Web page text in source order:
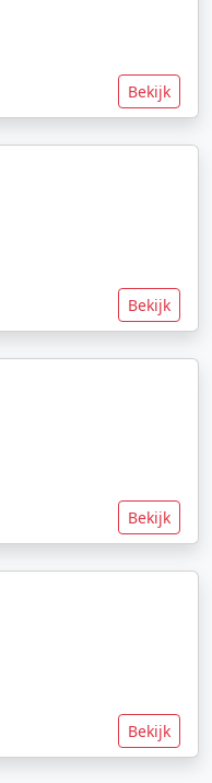
Bekijk
Bekijk
Bekijk
Bekijk